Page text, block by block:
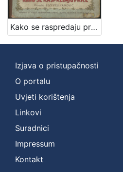
Kako se raspredaju priče / [od Friede Schanz] ; priredio Iso Velikanović
Izjava o pristupačnosti
O portalu
Uvjeti korištenja
Linkovi
Suradnici
Impressum
Kontakt